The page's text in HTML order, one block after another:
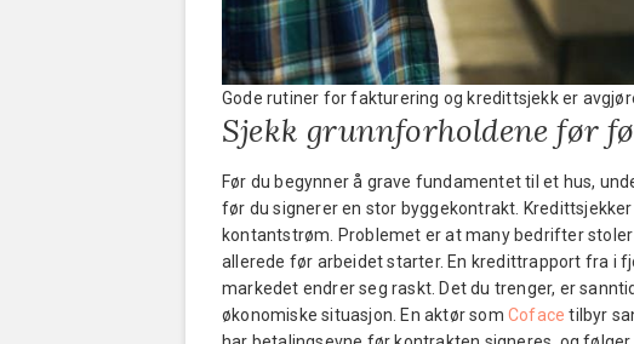
Gode rutiner for fakturering og kredittsjekk er
Sjekk grunnforholdene før
Før du begynner å grave fundamentet til et hus,
før du signerer en stor byggekontrakt.
kontantstrøm. Problemet er at many bedrifter
allerede før arbeidet starter. En kredittrapport fra i
markedet endrer seg raskt. Det du trenger, er
økonomiske situasjon. En aktør som Coface tilbyr